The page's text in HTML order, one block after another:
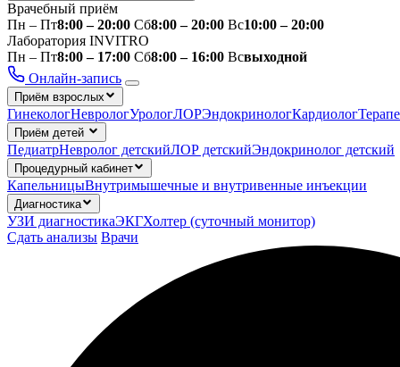
Врачебный приём
Пн – Пт8:00 – 20:00 Сб8:00 – 20:00 Вс10:00 – 20:00
Лаборатория INVITRO
Пн – Пт8:00 – 17:00 Сб8:00 – 16:00 Всвыходной
Онлайн-запись
Приём взрослых
ГинекологНеврологУрологЛОРЭндокринологКардиолог
Приём детей
ПедиатрНевролог детскийЛОР детскийЭндокринолог детский
Процедурный кабинет
КапельницыВнутримышечные и внутривенные инъекции
Диагностика
УЗИ диагностикаЭКГХолтер (суточный монитор)
Сдать анализы Врачи